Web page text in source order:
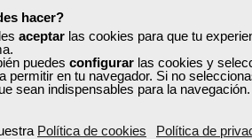
hacer?
aceptar las cookies para que tu
puedes configurar las cookies y
permitir en tu navegador. Si no
sean indispensables para la navegación.
Política de cookies Política de
acción
Curso
100 horas
Online (toda